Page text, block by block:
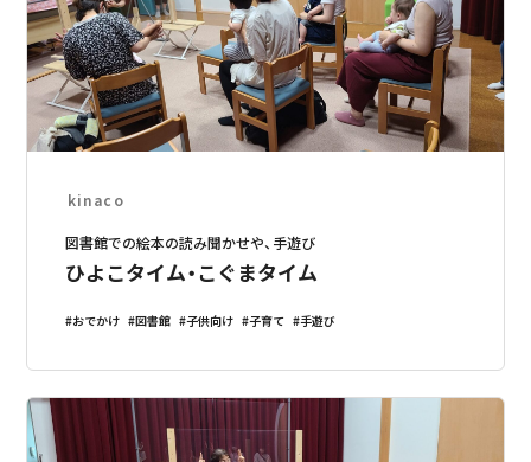
kinaco
図書館での絵本の読み聞かせや、手遊び
ひよこタイム・こぐまタイム
おでかけ 図書館 子供向け 子育て 手遊び